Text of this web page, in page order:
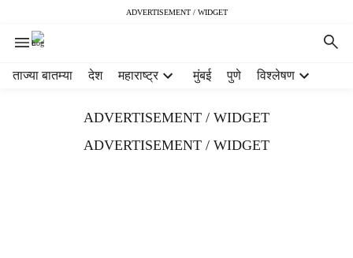
ADVERTISEMENT / WIDGET
ताज्या बातम्या देश महाराष्ट्र मुंबई पुणे विश्लेषण
ADVERTISEMENT / WIDGET
ADVERTISEMENT / WIDGET